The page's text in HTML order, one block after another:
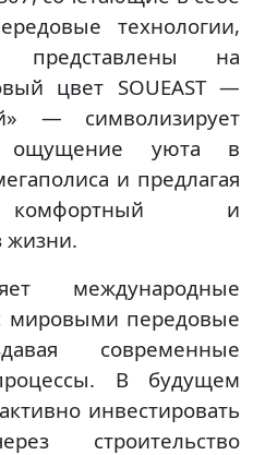
технологии,
представлены на
цвет SOUEAST —
— символизирует
ощущение уюта в
и предлагая
комфортный и
жизни.
международные
мировыми передовые
современные
В будущем
инвестировать
строительство